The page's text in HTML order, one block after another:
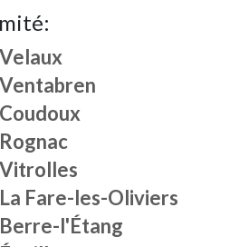
Velaux
Ventabren
Coudoux
Rognac
Vitrolles
La Fare-les-Oliviers
Berre-l'Étang